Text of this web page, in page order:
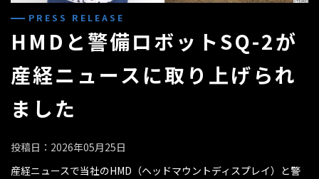
PRESS RELEASE
HMDと警備ロボットSQ-2が
産経ニュースに取り上げられ
ました
投稿日：2026年05月25日
産経ニュースで当社のHMD（ヘッドマウントディスプレイ）と警